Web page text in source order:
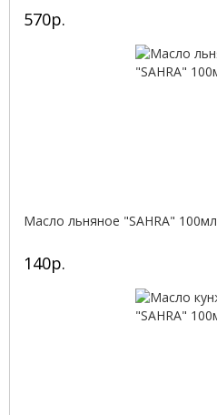
570р.
Масло льняное "SAHRA" 100мл
140р.